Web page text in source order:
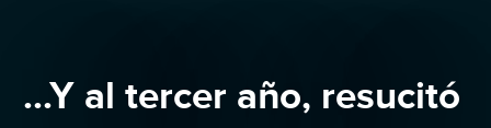
...Y al tercer año, resucitó